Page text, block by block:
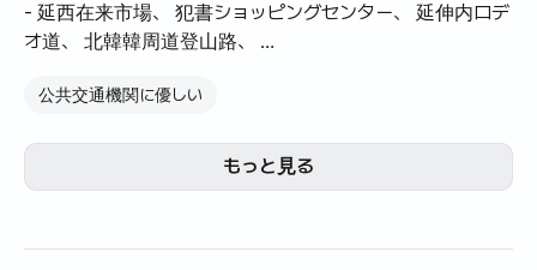
- 延西在来市場、 犯書ショッピングセンター、 延伸内ロデ
オ道、 北韓韓周道登山路、
- 銀平ロッテモール、 銀平成母病院、 応岩イマート、
-コンビニエンスストア、スーパー30秒
- ウンピョン韓屋村、鎮関寺、西陵車10分
公共交通機関に優しい
もっと見る